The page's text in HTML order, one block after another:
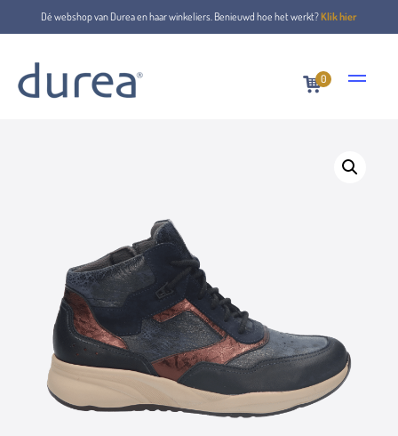
Dé webshop van Durea en haar winkeliers. Benieuwd hoe het werkt?Klik hier
0
Home Veterboots